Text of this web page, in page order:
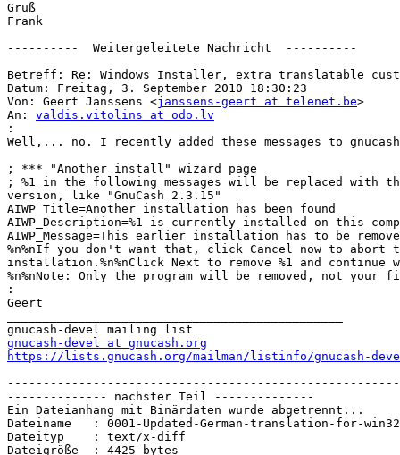
Gruß
Frank
----------  Weitergeleitete Nachricht  ----------
Betreff: Re: Windows Installer, extra translatable
Datum: Freitag, 3. September 2010 18:30:23
Von: Geert Janssens <janssens-geert at telenet.be>
An: valdis.vitolins at odo.lv
:
Well,... no. I recently added these messages to
; *** "Another install" wizard page
; %1 in the following messages will be replaced with
version, like "GnuCash 2.3.15"
AIWP_Title=Another installation has been found
AIWP_Description=%1 is currently installed on this
AIWP_Message=This earlier installation has to be
%n%nIf you don't want that, click Cancel now to abort
installation.%n%nClick Next to remove %1 and
%n%nNote: Only the program will be removed, not your
:
Geert
gnucash-devel at gnucash.org
https://lists.gnucash.org/mailman/listinfo/gnucash-
-------------------------------------------------------
-------------- nächster Teil --------------
Ein Dateianhang mit Binärdaten wurde abgetrennt...
Dateiname   : 0001-Updated-German-translation-for-
Dateityp    : text/x-diff
Dateigröße  : 4425 bytes